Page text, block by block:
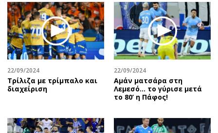
22/09/2024
Τρίλιζα με τρίμπαλο και
διαχείριση
22/09/2024
Αμάν ματσάρα στη
Λεμεσό… το γύρισε μετά
το 80’ η Πάφος!